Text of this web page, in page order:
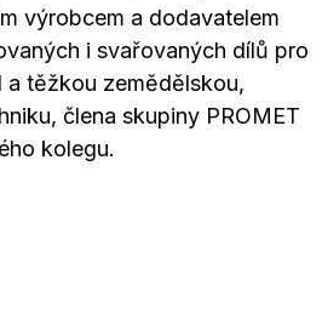
výrobcem a dodavatelem
i svařovaných dílů pro
těžkou zemědělskou,
člena skupiny PROMET
kolegu.